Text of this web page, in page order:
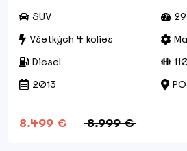
SUV
Všetkých 4 kolies
Diesel
2013
PO
8.499 € 8.999 €